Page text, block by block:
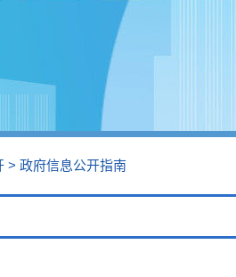
> 政府信息公开指南